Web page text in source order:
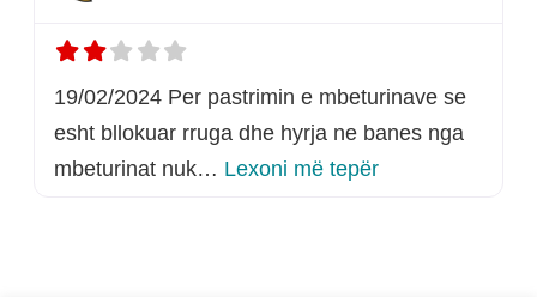
19/02/2024 Per pastrimin e mbeturinave se
esht bllokuar rruga dhe hyrja ne banes nga
mbeturinat nuk… Lexoni më tepërrreth këtij listimi